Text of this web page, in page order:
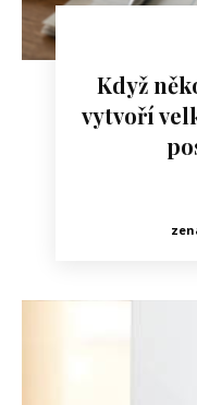
Když
vytvoří